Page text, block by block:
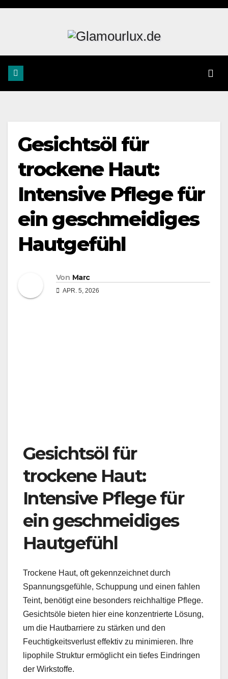
Zum
Gesichtsöl für
trockene Haut:
Intensive Pflege für
ein geschmeidiges
Hautgefühl
Von Marc
APR. 5, 2026
Gesichtsöl für
trockene Haut:
Intensive Pflege für
ein geschmeidiges
Hautgefühl
Trockene Haut, oft gekennzeichnet durch
Spannungsgefühle, Schuppung und einen fahlen
Teint, benötigt eine besonders reichhaltige Pflege.
Gesichtsöle bieten hier eine konzentrierte Lösung,
um die Hautbarriere zu stärken und den
Feuchtigkeitsverlust effektiv zu minimieren. Ihre
lipophile Struktur ermöglicht ein tiefes Eindringen
der Wirkstoffe.